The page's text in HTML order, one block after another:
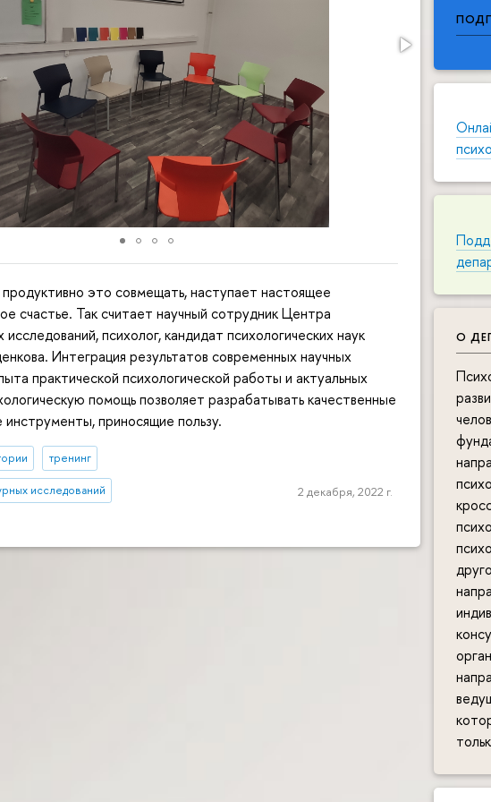
О
это совмещать, наступает настоящее
счастье. Так считает научный сотрудник Центра
исследований, психолог, кандидат психологических наук
Интеграция результатов современных научных
практической психологической работы и актуальных
помощь позволяет разрабатывать качественные
инструменты, приносящие пользу.
тренинг
исследований 2 декабря, 2022 г.